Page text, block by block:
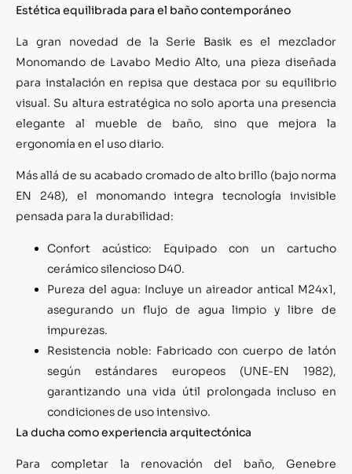
Estética equilibrada para el baño contemporáneo
La gran novedad de la Serie Basik es el mezclador
Monomando de Lavabo Medio Alto, una pieza diseñada
para instalación en repisa que destaca por su equilibrio
visual. Su altura estratégica no solo aporta una presencia
elegante al mueble de baño, sino que mejora la
ergonomía en el uso diario.
Más allá de su acabado cromado de alto brillo (bajo norma
EN 248), el monomando integra tecnología invisible
pensada para la durabilidad:
Confort acústico: Equipado con un cartucho
cerámico silencioso D40.
Pureza del agua: Incluye un aireador antical M24x1,
asegurando un flujo de agua limpio y libre de
impurezas.
Resistencia noble: Fabricado con cuerpo de latón
según estándares europeos (UNE-EN 1982),
garantizando una vida útil prolongada incluso en
condiciones de uso intensivo.
La ducha como experiencia arquitectónica
Para completar la renovación del baño, Genebre